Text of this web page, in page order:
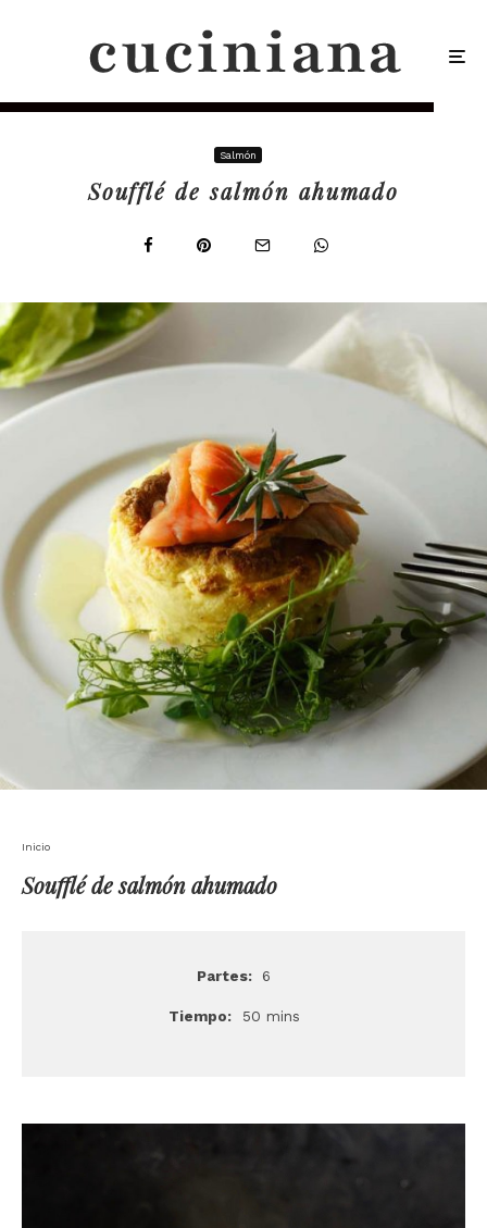
Salmón
Soufflé de salmón ahumado
Inicio
Soufflé de salmón ahumado
Partes: 6
Tiempo: 50 mins